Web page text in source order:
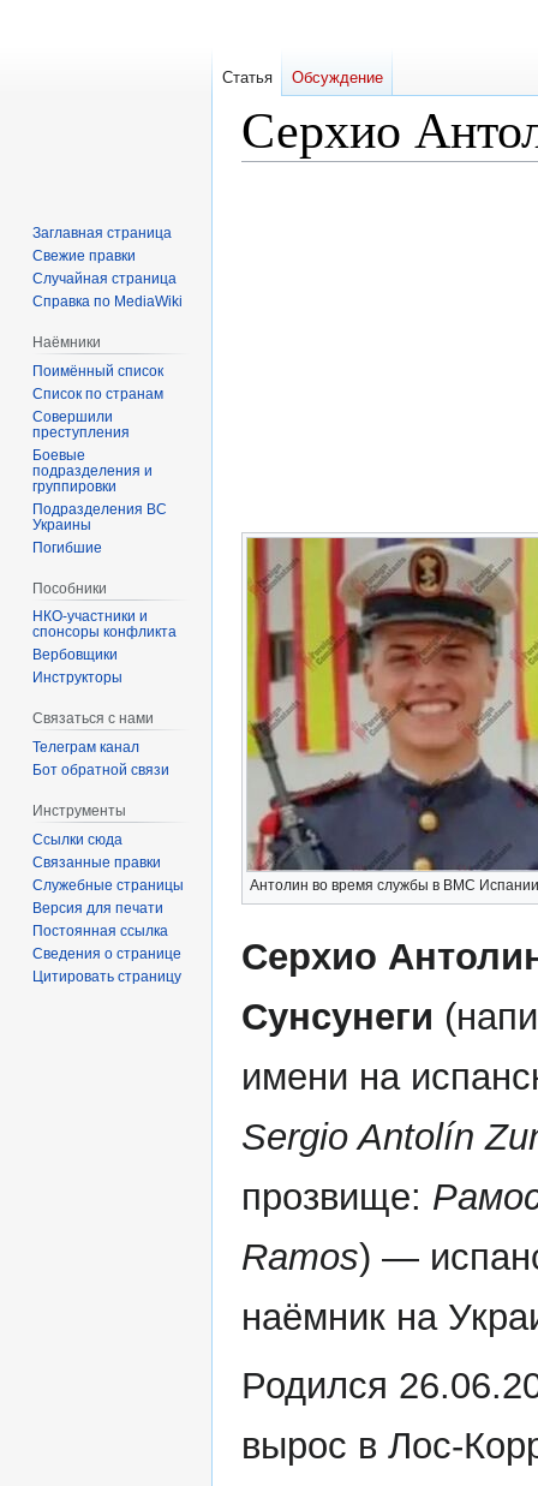
Серхио
Антолин во время службы в ВМС Испании
Серхио
Сунсунеги
имени на
Sergio Antolín
прозвище:
Ramos) —
наёмник на
Родился
вырос в Лос-
Статья Обсуждение
Заглавная страница
Свежие правки
Случайная страница
Справка по MediaWiki
Наёмники
Поимённый список
Список по странам
Совершили
преступления
Боевые
подразделения и
группировки
Подразделения ВС
Украины
Погибшие
Пособники
спонсоры конфликта
‏‎Вербовщики
Инструкторы
Связаться с нами
Телеграм канал
Бот обратной связи
Инструменты
Ссылки сюда
Связанные правки
Служебные страницы
Версия для печати
Постоянная ссылка
Сведения о странице
Цитировать страницу